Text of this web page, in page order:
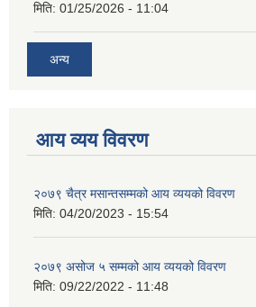
मिति: 01/25/2026 - 11:04
अन्य
आय व्यय विवरण
२०७९ चैत्र मसान्तसम्मको आय व्ययको विवरण
मिति: 04/20/2023 - 15:54
२०७९ असोज ५ सम्मको आय व्ययको विवरण
मिति: 09/22/2022 - 11:48